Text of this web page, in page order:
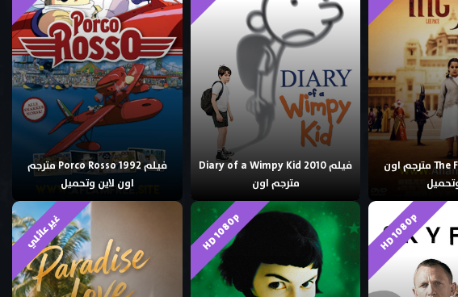
فيلم The Fall 2006 مترجم اون
فيلم Diary of a Wimpy Kid 2010
مترجم اون
فيلم Porco Rosso 1992 مترجم
اون لاين وتحميل
HD 1080p
HD 1080p غير عائلي